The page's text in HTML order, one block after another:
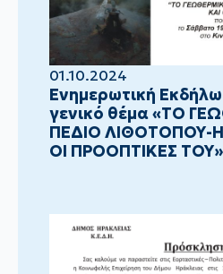
01.10.2024
Ενημερωτική
γενικό θέμα «ΤΟ
ΠΕΔΙΟ ΛΙΘΟΤΟΠΟΥ-
ΟΙ ΠΡΟΟΠΤΙΚΕΣ ΤΟΥ»